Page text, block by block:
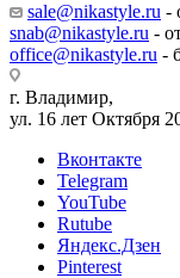
sale@nikastyle.ru -
snab@nikastyle.ru -
office@nikastyle.ru -
г. Владимир,
ул. 16 лет Октября
Вконтакте
Telegram
YouTube
Rutube
Яндекс.Дзен
Pinterest